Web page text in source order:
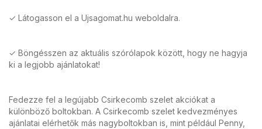
✓ Látogasson el a Ujsagomat.hu weboldalra.
✓ Böngésszen az aktuális szórólapok között, hogy ne hagyja
ki a legjobb ajánlatokat!
Fedezze fel a legújabb Csirkecomb szelet akciókat a
különböző boltokban. A Csirkecomb szelet kedvezményes
ajánlatai elérhetők más nagyboltokban is, mint például Penny,